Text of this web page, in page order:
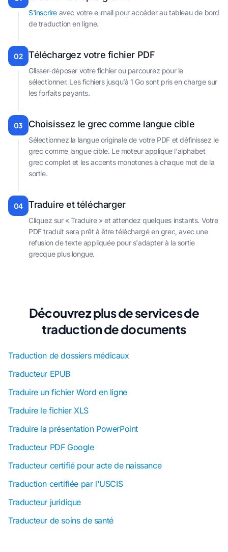
S'inscrire avec votre e-mail pour accéder au tableau de bord
de traduction en ligne.
02 Téléchargez votre fichier PDF
Glisser-déposer votre fichier ou parcourez pour le
sélectionner. Les fichiers jusqu’à 1 Go sont pris en charge sur
les forfaits payants.
03 Choisissez le grec comme langue cible
Sélectionnez la langue originale de votre PDF et définissez le
grec comme langue cible. Le moteur applique l'alphabet
grec complet et les accents monotones à chaque mot de la
sortie.
04 Traduire et télécharger
Cliquez sur « Traduire » et attendez quelques instants. Votre
PDF traduit sera prêt à être téléchargé en grec, avec une
refusion de texte appliquée pour s'adapter à la sortie
grecque plus longue.
Découvrez plus de services de
traduction de documents
Traduction de dossiers médicaux
Traducteur EPUB
Traduire un fichier Word en ligne
Traduire le fichier XLS
Traduire la présentation PowerPoint
Traducteur PDF Google
Traducteur certifié pour acte de naissance
Traduction certifiée par l'USCIS
Traducteur juridique
Traducteur de soins de santé